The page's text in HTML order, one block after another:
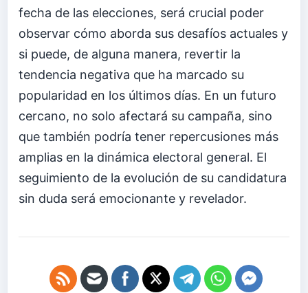
fecha de las elecciones, será crucial poder
observar cómo aborda sus desafíos actuales y
si puede, de alguna manera, revertir la
tendencia negativa que ha marcado su
popularidad en los últimos días. En un futuro
cercano, no solo afectará su campaña, sino
que también podría tener repercusiones más
amplias en la dinámica electoral general. El
seguimiento de la evolución de su candidatura
sin duda será emocionante y revelador.